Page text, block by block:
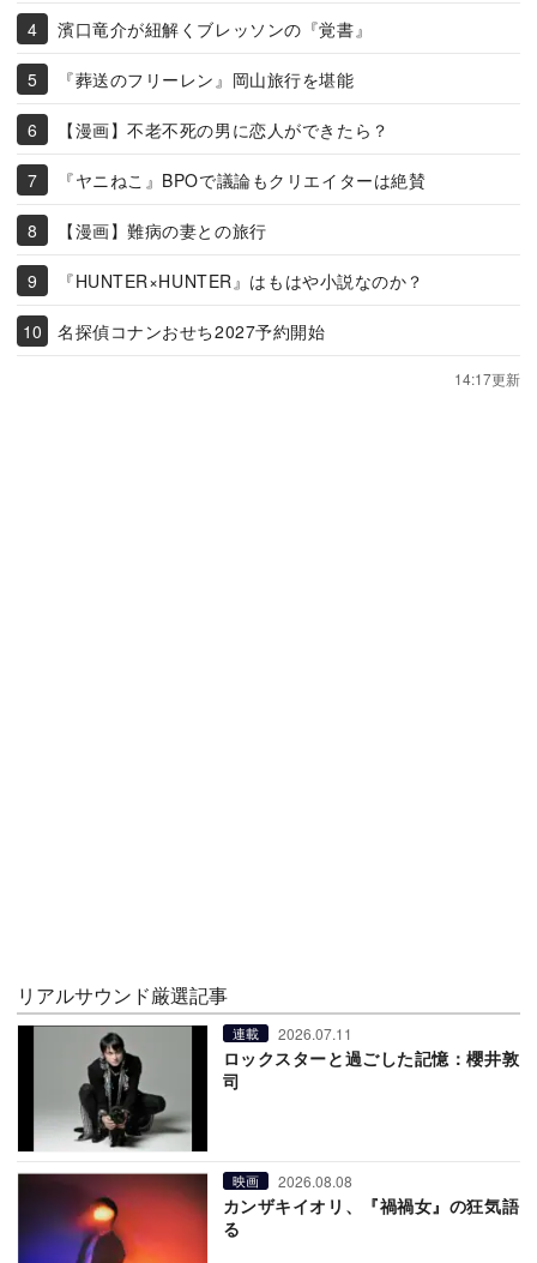
濱口竜介が紐解くブレッソンの『覚書』
『葬送のフリーレン』岡山旅行を堪能
【漫画】不老不死の男に恋人ができたら？
『ヤニねこ』BPOで議論もクリエイターは絶賛
【漫画】難病の妻との旅行
『HUNTER×HUNTER』はもはや小説なのか？
名探偵コナンおせち2027予約開始
14:17更新
リアルサウンド厳選記事
連載 2026.07.11
ロックスターと過ごした記憶：櫻井敦
司
映画 2026.08.08
カンザキイオリ、『禍禍女』の狂気語
る